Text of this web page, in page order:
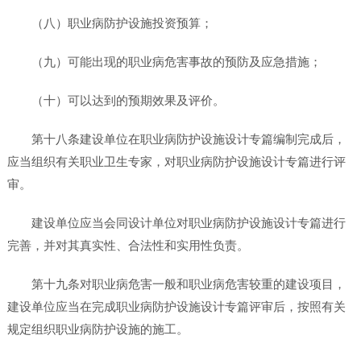
（八）职业病防护设施投资预算；
（九）可能出现的职业病危害事故的预防及应急措施；
（十）可以达到的预期效果及评价。
第十八条建设单位在职业病防护设施设计专篇编制完成后，
应当组织有关职业卫生专家，对职业病防护设施设计专篇进行评
审。
建设单位应当会同设计单位对职业病防护设施设计专篇进行
完善，并对其真实性、合法性和实用性负责。
第十九条对职业病危害一般和职业病危害较重的建设项目，
建设单位应当在完成职业病防护设施设计专篇评审后，按照有关
规定组织职业病防护设施的施工。